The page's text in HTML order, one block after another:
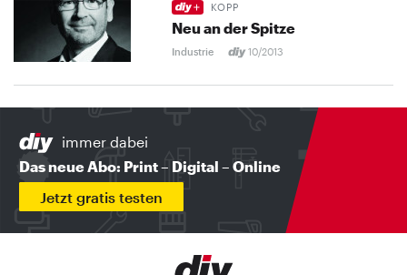
KOPP
Neu an der Spitze
Industrie 10/2013
immer dabei
Das neue Abo: Print – Digital – Online
Jetzt gratis testen